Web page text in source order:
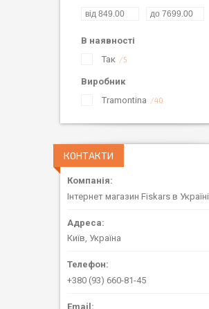
В наявності
Так
5
Виробник
Tramontina
40
КОНТАКТИ
Інтернет магазин Fiskars в Україні
Київ, Україна
+380 (93) 660-81-45